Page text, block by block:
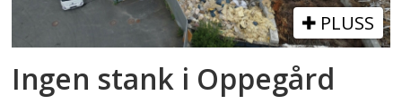
PLUSS
Ingen stank i Oppegård